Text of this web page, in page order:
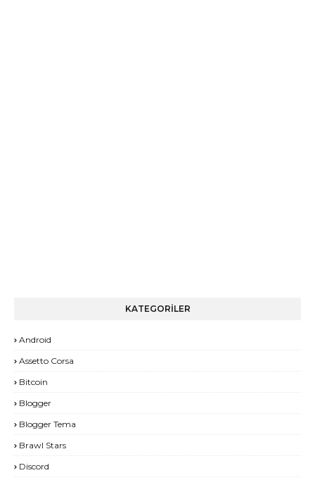
KATEGORİLER
Android
Assetto Corsa
Bitcoin
Blogger
Blogger Tema
Brawl Stars
Discord